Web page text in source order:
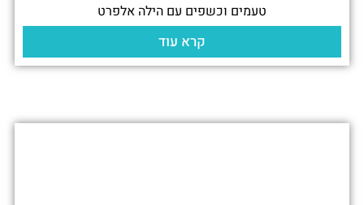
טעמים וכשפים עם הילה אלפרט
קרא עוד